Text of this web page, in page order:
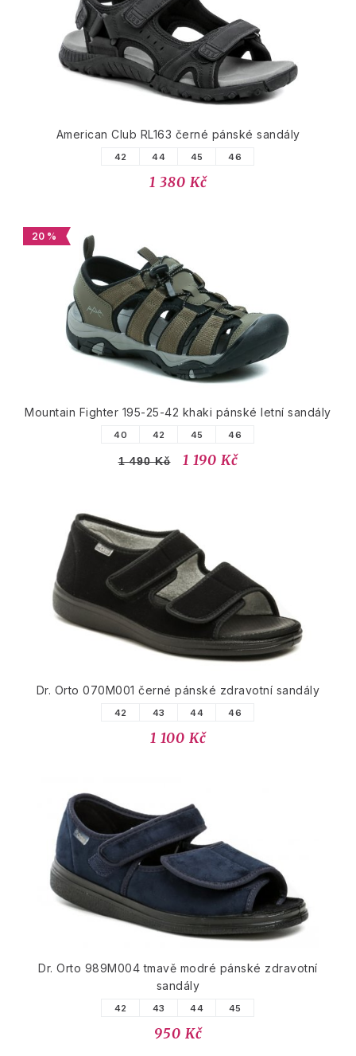
American Club RL163 černé pánské sandály
42 44 45 46
1 380 Kč
20 %
Mountain Fighter 195-25-42 khaki pánské letní sandály
40 42 45 46
1 490 Kč 1 190 Kč
Dr. Orto 070M001 černé pánské zdravotní sandály
42 43 44 46
1 100 Kč
Dr. Orto 989M004 tmavě modré pánské zdravotní
sandály
42 43 44 45
950 Kč